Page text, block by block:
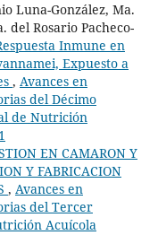
Luna-González, Ma.
del Rosario Pacheco-
Inmune en
Expuesto a
, Avances en
del Décimo
de Nutrición
EN CAMARON Y
Y FABRICACION
, Avances en
del Tercer
Acuícola